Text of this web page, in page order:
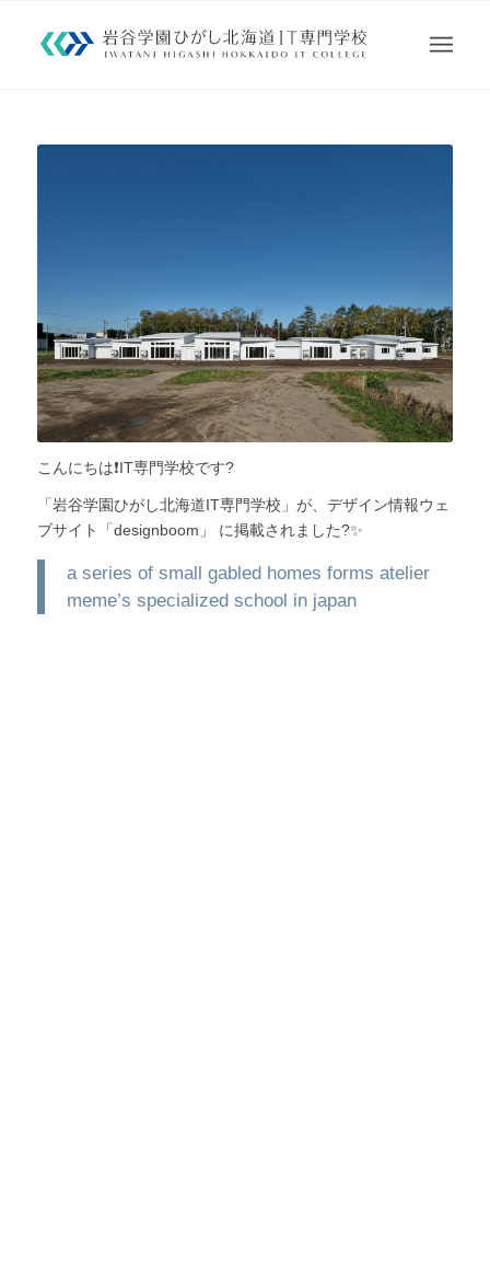
こんにちは❗️IT専門学校です?
「岩谷学園ひがし北海道IT専門学校」が、デザイン情報ウェ
ブサイト「designboom」 に掲載されました?✨
a series of small gabled homes forms atelier
meme’s specialized school in japan